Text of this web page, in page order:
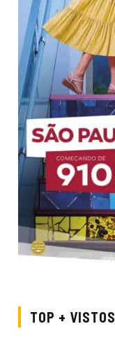
TOP + VISTOS